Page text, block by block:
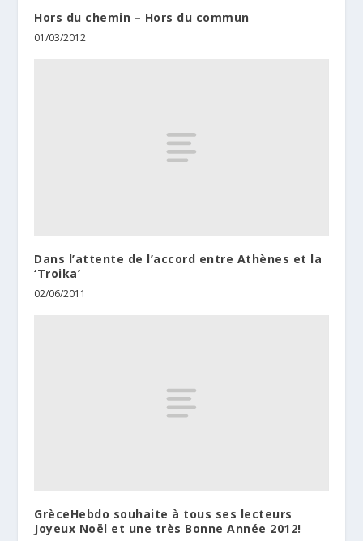
Hors du chemin – Hors du commun
01/03/2012
Dans l’attente de l’accord entre Athènes et la
‘Troika’
02/06/2011
GrèceHebdo souhaite à tous ses lecteurs
Joyeux Noël et une très Βonne Αnnée 2012!